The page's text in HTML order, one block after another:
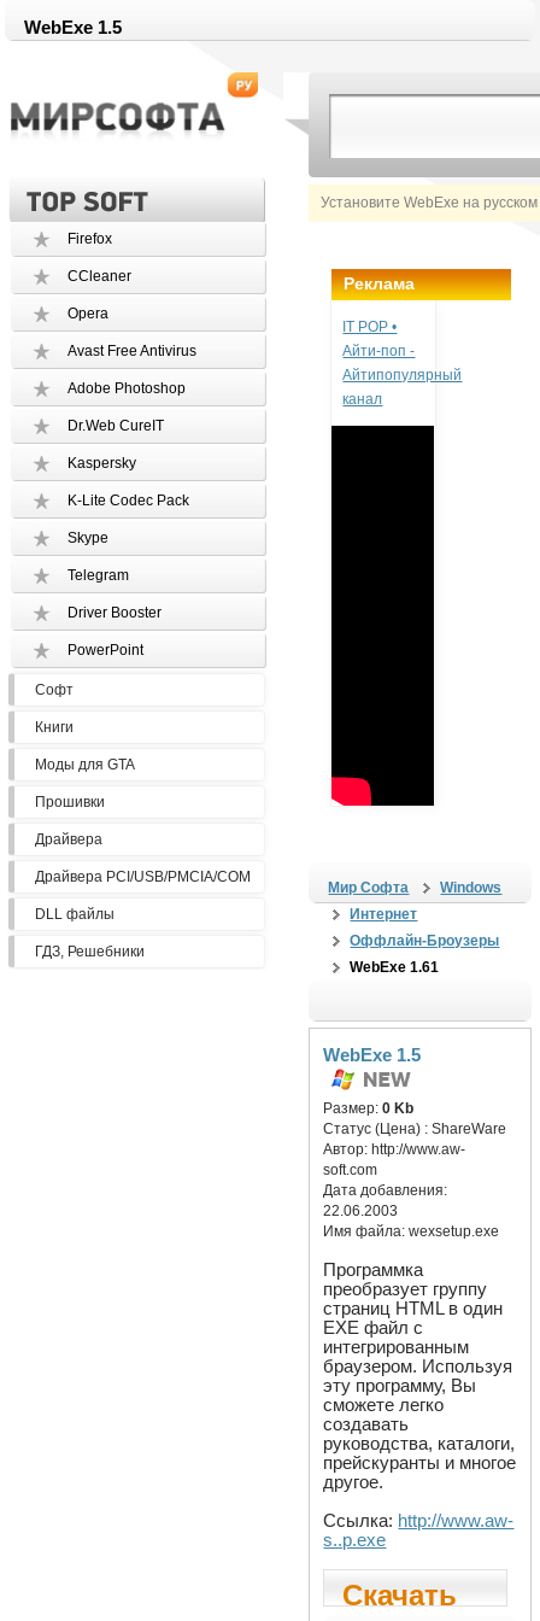
WebExe 1.5
Установите WebExe на
Firefox
CCleaner
Opera
Avast Free Antivirus
Adobe Photoshop
Dr.Web CureIT
Kaspersky
K-Lite Codec Pack
Skype
Telegram
Driver Booster
PowerPoint
Софт
Книги
Моды для GTA
Прошивки
Драйвера
Драйвера PCI/USB/PMCIA/COM
DLL файлы
ГДЗ, Решебники
Реклама
IT POP •
Айти-поп -
Айтипопулярный
канал
Мир Софта
Windows
Интернет
Оффлайн-Броузеры
WebExe 1.61
WebExe 1.5
Размер:0 Kb
Статус (Цена) :ShareWare
Автор: http://www.aw-
soft.com
Дата добавления:
22.06.2003
Имя файла:wexsetup.exe
Программка
преобразует группу
страниц HTML в один
EXE файл с
интегрированным
браузером. Используя
эту программу, Вы
сможете легко
создавать
руководства, каталоги,
прейскуранты и многое
другое.
Ссылка: http://www.aw-
s..p.exe
Скачать